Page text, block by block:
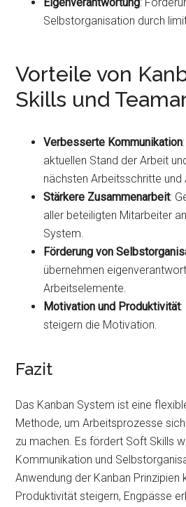
Selbstorganisation durch
Vorteile von
Skills und
Verbesserte Kommunikation
aktuellen Stand der Arbeit
nächsten Arbeitsschritte
Stärkere Zusammenarbeit:
aller beteiligten Mitarbeiter
System.
Förderung von
übernehmen
Arbeitselemente.
Motivation und Produktivität:
steigern die Motivation.
Fazit
Das Kanban System ist eine
Methode, um Arbeitsprozesse
zu machen. Es fördert Soft Skills
Kommunikation und
Anwendung der Kanban Prinzipien
Produktivität steigern, Engpässe